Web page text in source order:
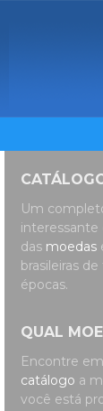
Um
das moedas
brasileiras
épocas.
QUAL
Encontre
catálogo a
você está